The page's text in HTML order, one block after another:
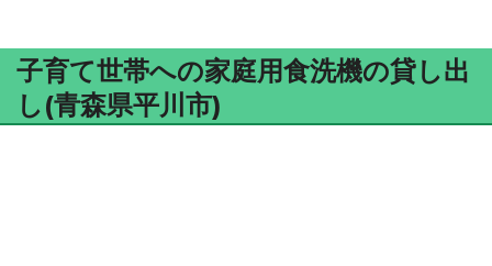
子育て世帯への家庭用食洗機の貸し出
し(青森県平川市)